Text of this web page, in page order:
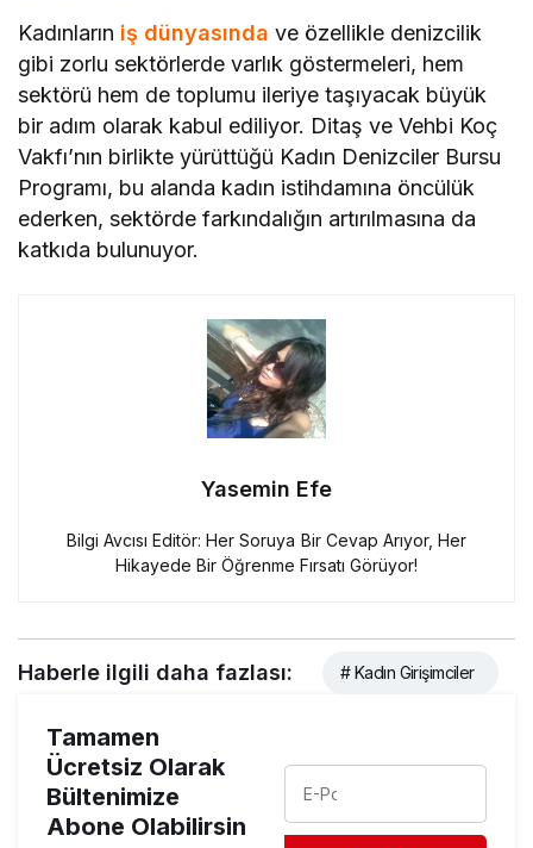
Kadınların iş dünyasında ve özellikle denizcilik
gibi zorlu sektörlerde varlık göstermeleri, hem
sektörü hem de toplumu ileriye taşıyacak büyük
bir adım olarak kabul ediliyor. Ditaş ve Vehbi Koç
Vakfı’nın birlikte yürüttüğü Kadın Denizciler Bursu
Programı, bu alanda kadın istihdamına öncülük
ederken, sektörde farkındalığın artırılmasına da
katkıda bulunuyor.
Yasemin Efe
Bilgi Avcısı Editör: Her Soruya Bir Cevap Arıyor, Her
Hikayede Bir Öğrenme Fırsatı Görüyor!
Haberle ilgili daha fazlası: # Kadın Girişimciler
Tamamen
Ücretsiz Olarak
Bültenimize
Abone Olabilirsin